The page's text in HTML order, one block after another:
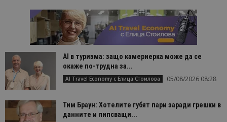
AI в туризма: защо камериерка може да се
окаже по-трудна за...
AI Travel Economy с Елица Стоилова 05/08/2026 08:28
Тим Браун: Хотелите губят пари заради грешки в
данните и липсващи...